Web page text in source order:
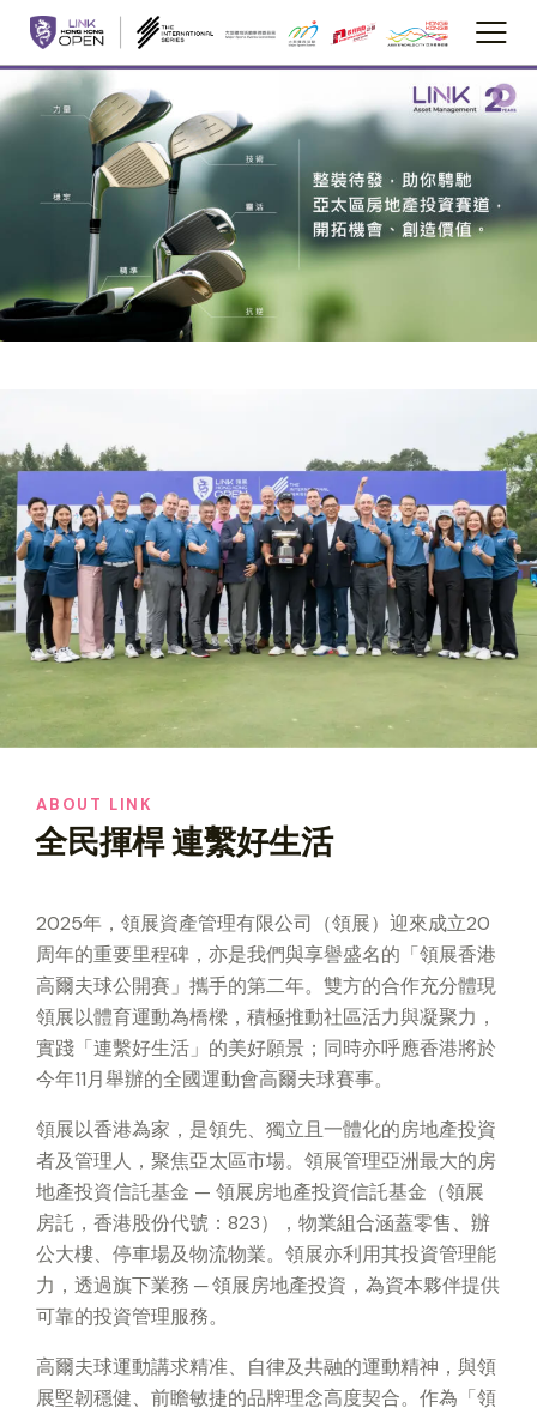
ABOUT LINK
全民揮桿 連繫好生活
2025年，領展資產管理有限公司（領展）迎來成立20
周年的重要里程碑，亦是我們與享譽盛名的「領展香港
高爾夫球公開賽」攜手的第二年。雙方的合作充分體現
領展以體育運動為橋樑，積極推動社區活力與凝聚力，
實踐「連繫好生活」的美好願景；同時亦呼應香港將於
今年11月舉辦的全國運動會高爾夫球賽事。
領展以香港為家，是領先、獨立且一體化的房地產投資
者及管理人，聚焦亞太區市場。領展管理亞洲最大的房
地產投資信託基金 — 領展房地產投資信託基金（領展
房託，香港股份代號：823），物業組合涵蓋零售、辦
公大樓、停車場及物流物業。領展亦利用其投資管理能
力，透過旗下業務 ─ 領展房地產投資，為資本夥伴提供
可靠的投資管理服務。
高爾夫球運動講求精准、自律及共融的運動精神，與領
展堅韌穩健、前瞻敏捷的品牌理念高度契合。作為「領